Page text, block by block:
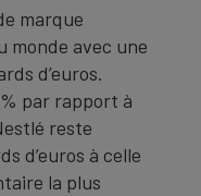
marque
monde avec une
d’euros.
par rapport à
reste
d’euros à celle
la plus